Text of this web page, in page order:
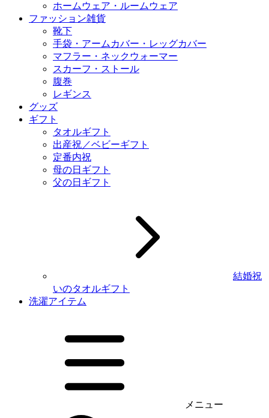
ホームウェア・ルームウェア
ファッション雑貨
靴下
手袋・アームカバー・レッグカバー
マフラー・ネックウォーマー
スカーフ・ストール
腹巻
レギンス
グッズ
ギフト
タオルギフト
出産祝／ベビーギフト
定番内祝
母の日ギフト
父の日ギフト
結婚祝
いのタオルギフト
洗濯アイテム
メニュー